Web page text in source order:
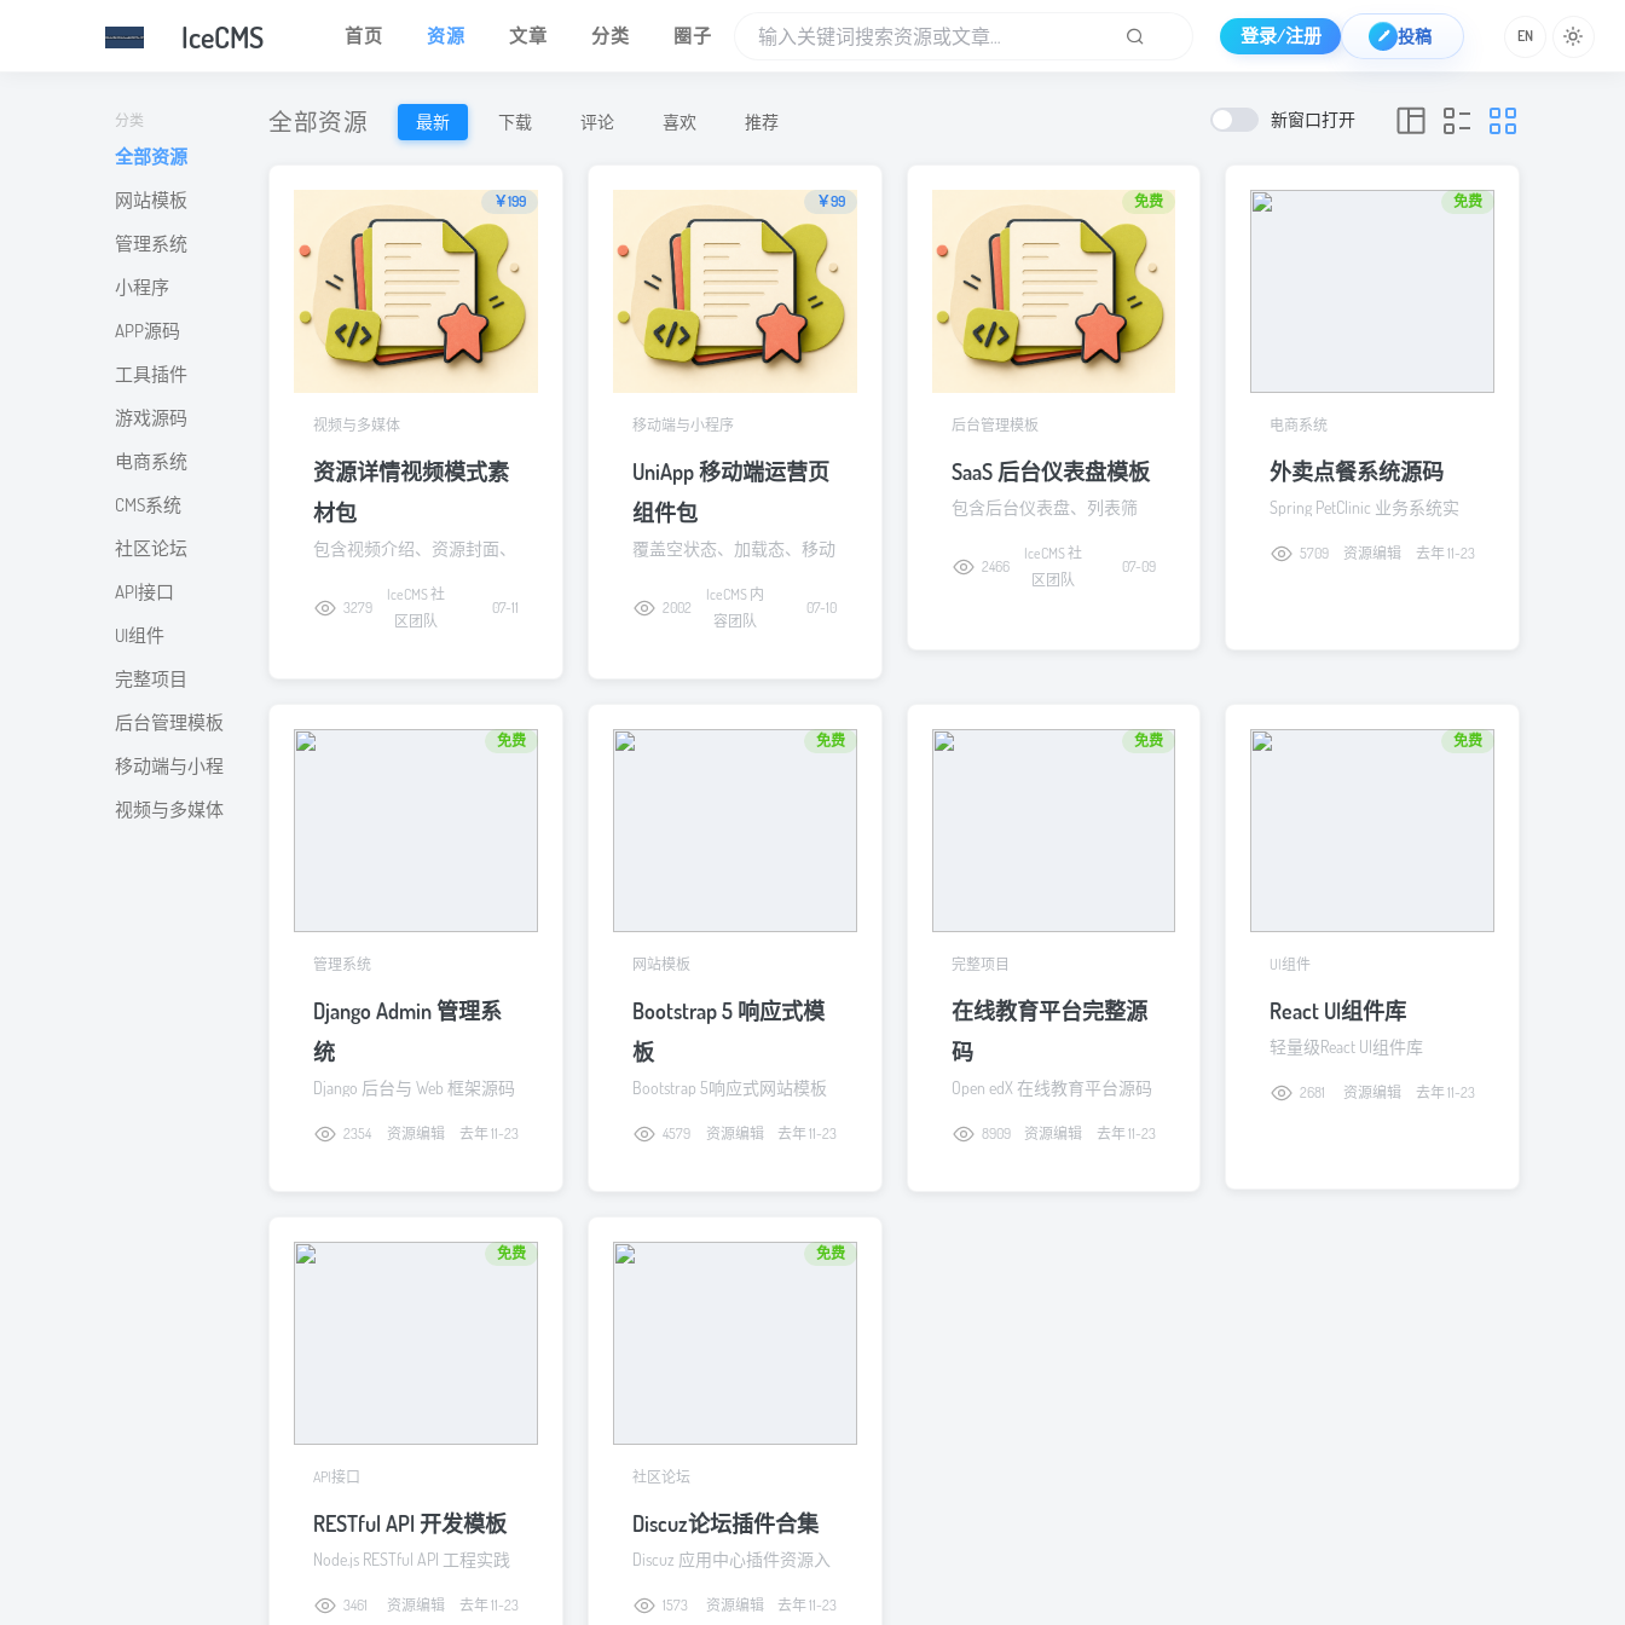
IceCMS 首页 资源 文章 分类 圈子 登录/注册 投稿 EN
分类
全部资源
网站模板
管理系统
小程序
APP源码
工具插件
游戏源码
电商系统
CMS系统
社区论坛
API接口
UI组件
完整项目
后台管理模板
移动端与小程序
视频与多媒体
全部资源 最新 下载 评论 喜欢 推荐 新窗口打开
￥199
视频与多媒体
资源详情视频模式素
材包
包含视频介绍、资源封面、
3279
IceCMS 社
区团队
07-11
￥99
移动端与小程序
UniApp 移动端运营页
组件包
覆盖空状态、加载态、移动
2002
IceCMS 内
容团队
07-10
免费
后台管理模板
SaaS 后台仪表盘模板
包含后台仪表盘、列表筛
局。2466
IceCMS 社
区团队
07-09
免费
电商系统
外卖点餐系统源码
Spring PetClinic 业务系统实
5709 资源编辑 去年 11-23
免费
管理系统
Django Admin 管理系
统
Django 后台与 Web 框架源码
2354 资源编辑 去年 11-23
免费
网站模板
Bootstrap 5 响应式模
板
Bootstrap 5响应式网站模板
4579 资源编辑 去年 11-23
免费
完整项目
在线教育平台完整源
码
Open edX 在线教育平台源码
8909 资源编辑 去年 11-23
免费
UI组件
React UI组件库
轻量级React UI组件库
2681 资源编辑 去年 11-23
免费
API接口
RESTful API 开发模板
Node.js RESTful API 工程实践
3461 资源编辑 去年 11-23
免费
社区论坛
Discuz论坛插件合集
Discuz 应用中心插件资源入
1573 资源编辑 去年 11-23